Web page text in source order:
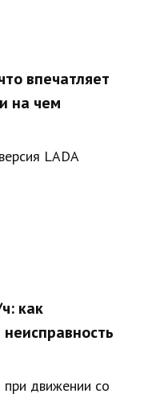
впечатляет
на чем
LADA
как
движении со